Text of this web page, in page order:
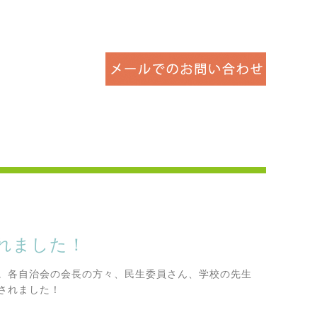
ました！
自治会の会長の方々、民生委員さん、学校の先生
れました！